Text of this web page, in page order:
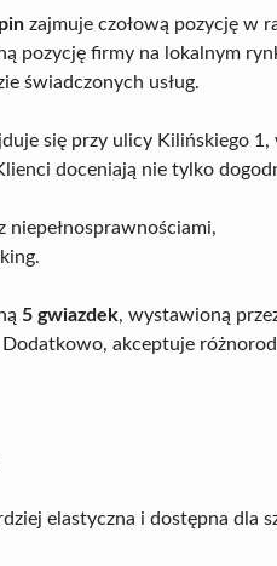
zajmuje czołową pozycję w
pozycję firmy na lokalnym
świadczonych usług.
się przy ulicy Kilińskiego
doceniają nie tylko
niepełnosprawnościami,
5 gwiazdek, wystawioną
akceptuje
elastyczna i dostępna dla